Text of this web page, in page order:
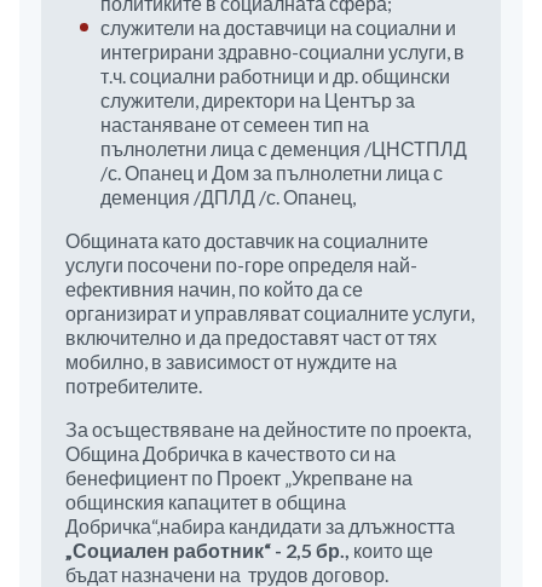
служители на доставчици на социални и
интегрирани здравно-социални услуги, в
т.ч. социални работници и др. общински
служители, директори на Център за
настаняване от семеен тип на
пълнолетни лица с деменция /ЦНСТПЛД
/с. Опанец и Дом за пълнолетни лица с
деменция /ДПЛД /с. Опанец,
Общината като доставчик на социалните
услуги посочени по-горе определя най-
ефективния начин, по който да се
организират и управляват социалните услуги,
включително и да предоставят част от тях
мобилно, в зависимост от нуждите на
потребителите.
За осъществяване на дейностите по проекта,
Община Добричка в качеството си на
бенефициент по Проект „Укрепване на
общинския капацитет в община
Добричка“,набира кандидати за длъжността
„Социален работник“ - 2,5 бр., които ще
бъдат назначени на трудов договор.